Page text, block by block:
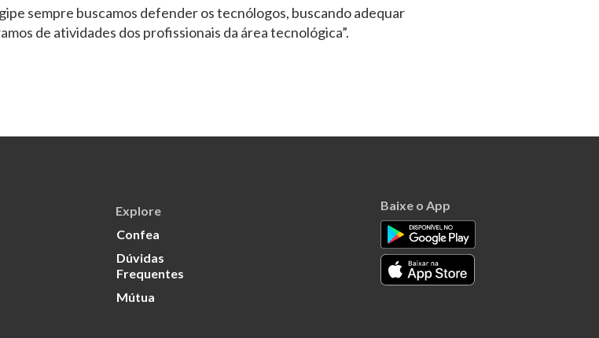
sempre buscamos defender os tecnólogos, buscando adequar
de atividades dos profissionais da área tecnológica”.
Explore
Confea
Dúvidas
Frequentes
Mútua
Baixe o App